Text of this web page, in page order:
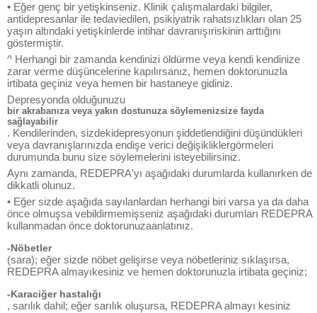
• Eğer genç bir yetişkinseniz. Klinik çalışmalardaki bilgiler,
antidepresanlar ile tedaviedilen, psikiyatrik rahatsızlıkları olan 25
yaşın altındaki yetişkinlerde intihar davranışıriskinin arttığını
göstermiştir.
^ Herhangi bir zamanda kendinizi öldürme veya kendi kendinize
zarar verme düşüncelerine kapılırsanız, hemen doktorunuzla
irtibata geçiniz veya hemen bir hastaneye gidiniz.
Depresyonda olduğunuzu
bir akrabanıza veya yakın dostunuza söylemenizsize fayda
sağlayabilir
. Kendilerinden, sizdekidepresyonun şiddetlendiğini düşündükleri
veya davranışlarınızda endişe verici değişikliklergörmeleri
durumunda bunu size söylemelerini isteyebilirsiniz.
Aynı zamanda, REDEPRA'yı aşağıdaki durumlarda kullanırken de
dikkatli olunuz.
• Eğer sizde aşağıda sayılanlardan herhangi biri varsa ya da daha
önce olmuşsa vebildirmemişseniz aşağıdaki durumları REDEPRA
kullanmadan önce doktorunuzaanlatınız.
-Nöbetler
(sara); eğer sizde nöbet gelişirse veya nöbetleriniz sıklaşırsa,
REDEPRA almayıkesiniz ve hemen doktorunuzla irtibata geçiniz;
-Karaciğer hastalığı
, sarılık dahil; eğer sarılık oluşursa, REDEPRA almayı kesiniz